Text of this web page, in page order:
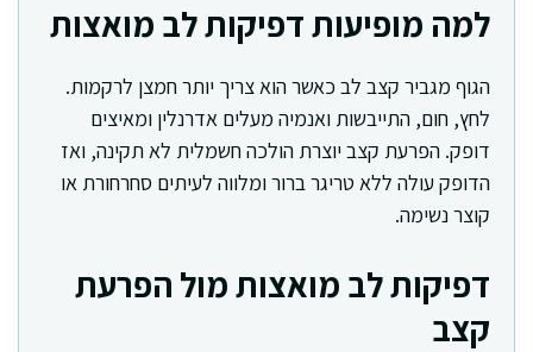
למה מופיעות דפיקות לב מואצות
הגוף מגביר קצב לב כאשר הוא צריך יותר חמצן לרקמות.
לחץ, חום, התייבשות ואנמיה מעלים אדרנלין ומאיצים
דופק. הפרעת קצב יוצרת הולכה חשמלית לא תקינה, ואז
הדופק עולה ללא טריגר ברור ומלווה לעיתים סחרחורת או
קוצר נשימה.
דפיקות לב מואצות מול הפרעת
קצב